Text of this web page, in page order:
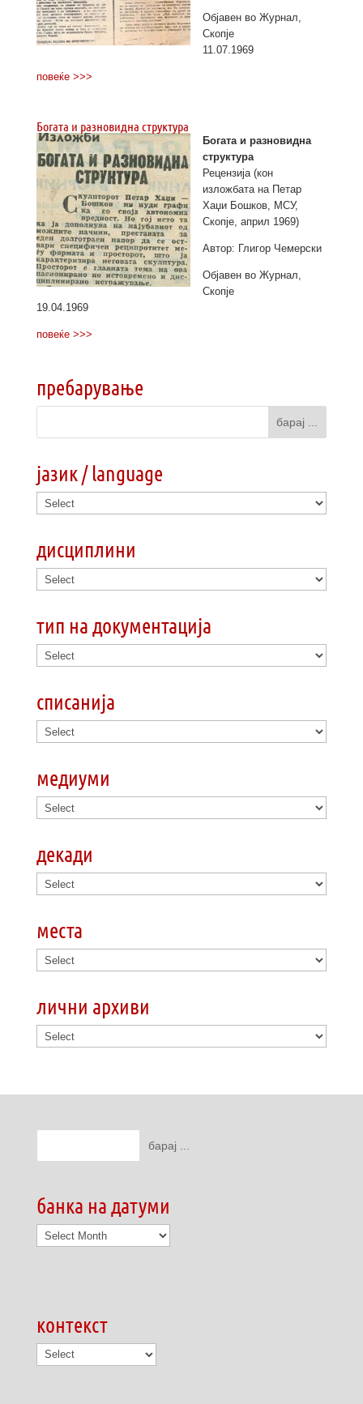
Објавен во Журнал,
Скопје
11.07.1969
повеќе >>>
Богата и разновидна структура
Богата и разновидна
структура
Рецензија (кон
изложбата на Петар
Хаџи Бошков, МСУ,
Скопје, април 1969)
Автор: Глигор Чемерски
Објавен во Журнал,
Скопје
19.04.1969
повеќе >>>
пребарување
јазик / language
дисциплини
тип на документација
списанија
медиуми
декади
места
лични архиви
банка на датуми
банка
на
контекст